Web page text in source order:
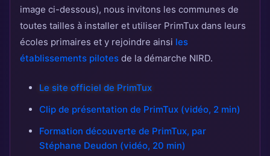
image ci-dessous), nous invitons les communes de
toutes tailles à installer et utiliser PrimTux dans leurs
écoles primaires et y rejoindre ainsi les
établissements pilotes de la démarche NIRD.
Le site officiel de PrimTux
Clip de présentation de PrimTux (vidéo, 2 min)
Formation découverte de PrimTux, par
Stéphane Deudon (vidéo, 20 min)